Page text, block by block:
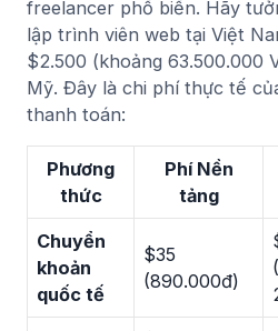
freelancer phổ biến. Hãy
lập trình viên web tại Việt
$2.500 (khoảng 63.500.000
Mỹ. Đây là chi phí thực tế
thanh toán:
Phương
thức
Phí Nền
tảng
Chuyển
khoản
quốc tế
$35
(890.000đ)